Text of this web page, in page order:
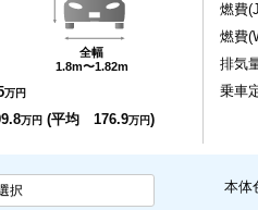
全幅
1.8m〜1.82m
万円
万円 (平均 176.9万円)
燃費
燃費
排気
乗車
択 本体